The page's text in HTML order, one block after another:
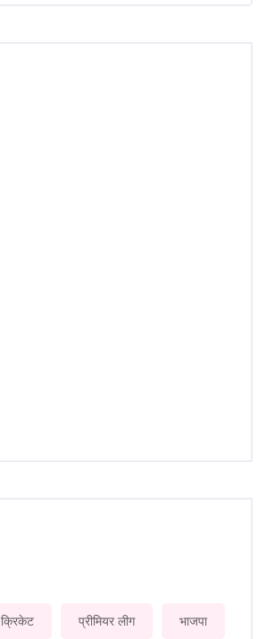
क्रिकेट प्रीमियर लीग भाजपा